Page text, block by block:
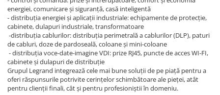
energiei, comunicare și siguranță, casă inteligentă
- distribuția energiei și aplicații industriale: echipamente de protecție,
cabinete, dulapuri industriale, transformatoare
-distribuția cablurilor: distribuția perimetrală a cablurilor (DLP), paturi
de cabluri, doze de pardoseală, coloane și mini-coloane
- distribuția voce-date-imagine VDI: prize RJ45, puncte de acces WI-FI,
cabinete și dulapuri de distribuție
Grupul Legrand integrează cele mai bune soluții de pe piață pentru a
oferi răspunsurile potrivite cerințelor schimbătoare ale pieței, atât
pentru clienții finali, cât și pentru profesioniștii în domeniu.